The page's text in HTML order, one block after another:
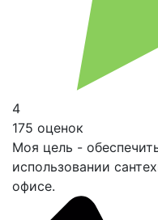
4
175 оценок
Моя цель -
использовании
офисе.